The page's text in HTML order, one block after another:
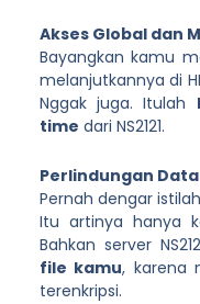
Akses Global dan
Bayangkan kamu
melanjutkannya di
Nggak juga. Itulah
time dari NS2121.
Perlindungan
Pernah dengar
Itu artinya hanya
Bahkan server
file kamu, karena
terenkripsi.